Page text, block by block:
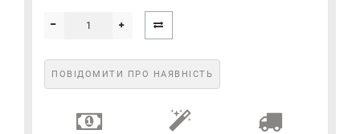
ПОВІДОМИТИ ПРО НАЯВНІСТЬ